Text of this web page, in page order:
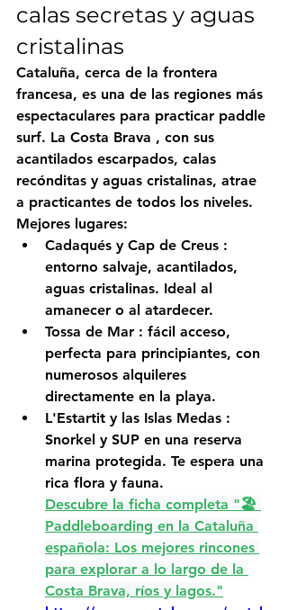
calas secretas y aguas
cristalinas
Cataluña, cerca de la frontera
francesa, es una de las regiones más
espectaculares para practicar paddle
surf. La Costa Brava , con sus
acantilados escarpados, calas
recónditas y aguas cristalinas, atrae
a practicantes de todos los niveles.
Mejores lugares:
Cadaqués y Cap de Creus :
entorno salvaje, acantilados,
aguas cristalinas. Ideal al
amanecer o al atardecer.
Tossa de Mar : fácil acceso,
perfecta para principiantes, con
numerosos alquileres
directamente en la playa.
L'Estartit y las Islas Medas :
Snorkel y SUP en una reserva
marina protegida. Te espera una
rica flora y fauna.
Descubre la ficha completa "🏖️
Paddleboarding en la Cataluña
española: Los mejores rincones
para explorar a lo largo de la
Costa Brava, ríos y lagos."